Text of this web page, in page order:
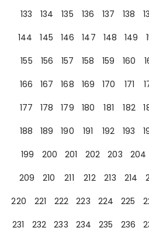
133
134 135 136 137 138
144
145 146 147 148 149
155
156 157 158 159 160
166
167 168 169 170 171
177
178 179 180 181 182
188
189 190 191 192 193
199
200 201 202 203 204
209
210 211 212 213 214
220
221 222 223 224 225
231
232 233 234 235 236